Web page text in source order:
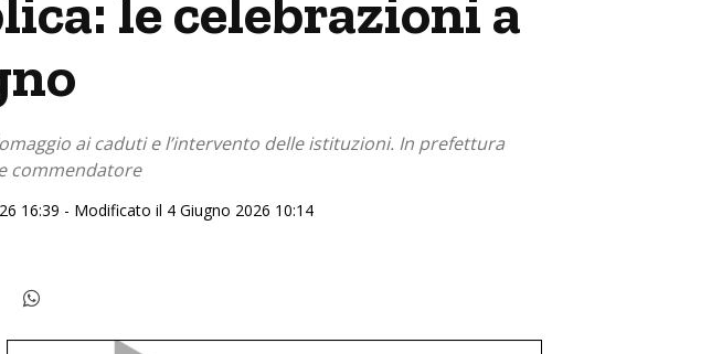
ai caduti e l’intervento delle istituzioni. In prefettura
commendatore
16:39 - Modificato il 4 Giugno 2026 10:14